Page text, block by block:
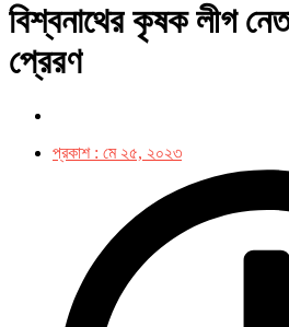
বিশ্বনাথের কৃষক লীগ
প্রেরণ
প্রকাশ : মে ২৫, ২০২৩